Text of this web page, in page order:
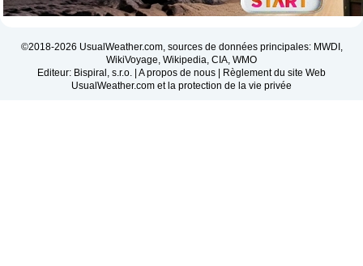
©2018-2026 UsualWeather.com, sources de données principales: MWDI,
WikiVoyage, Wikipedia, CIA, WMO
Editeur: Bispiral, s.r.o. | A propos de nous | Règlement du site Web
UsualWeather.com et la protection de la vie privée